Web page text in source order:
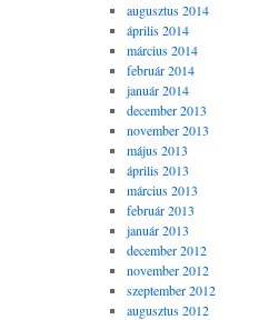
augusztus 2014
április 2014
március 2014
február 2014
január 2014
december 2013
november 2013
május 2013
április 2013
március 2013
február 2013
január 2013
december 2012
november 2012
szeptember 2012
augusztus 2012